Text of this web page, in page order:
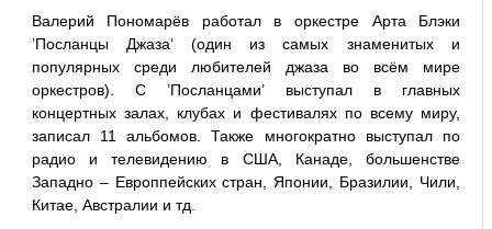
Валерий Пономарёв работал в оркестре Арта Блэки
’Посланцы Джаза’ (один из самых знаменитых и
популярных среди любителей джаза во всём мире
оркестров). С ’Посланцами’ выступал в главных
концертных залах, клубах и фестивалях по всему миру,
записал 11 альбомов. Также многократно выступал по
радио и телевидению в США, Канаде, большенстве
Западно – Европпейских стран, Японии, Бразилии, Чили,
Китае, Австралии и тд.